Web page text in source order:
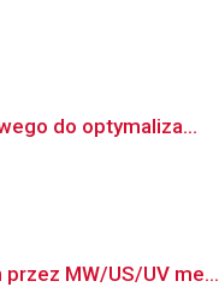
do optymaliza...
MW/US/UV me...